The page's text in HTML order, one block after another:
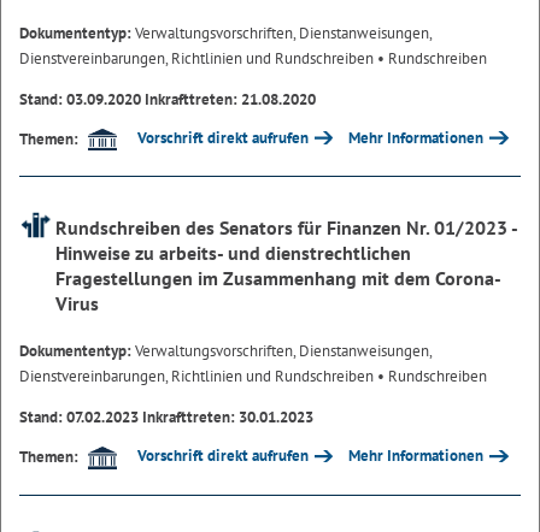
Dokumententyp:Verwaltungsvorschriften, Dienstanweisungen,
Dienstvereinbarungen, Richtlinien und Rundschreiben • Rundschreiben
Stand: 03.09.2020 Inkrafttreten: 21.08.2020
Themen:
Vorschrift direkt aufrufen Mehr Informationen
Rundschreiben des Senators für Finanzen Nr. 01/2023 -
Hinweise zu arbeits- und dienstrechtlichen
Fragestellungen im Zusammenhang mit dem Corona-
Virus
Dokumententyp:Verwaltungsvorschriften, Dienstanweisungen,
Dienstvereinbarungen, Richtlinien und Rundschreiben • Rundschreiben
Stand: 07.02.2023 Inkrafttreten: 30.01.2023
Themen:
Vorschrift direkt aufrufen Mehr Informationen